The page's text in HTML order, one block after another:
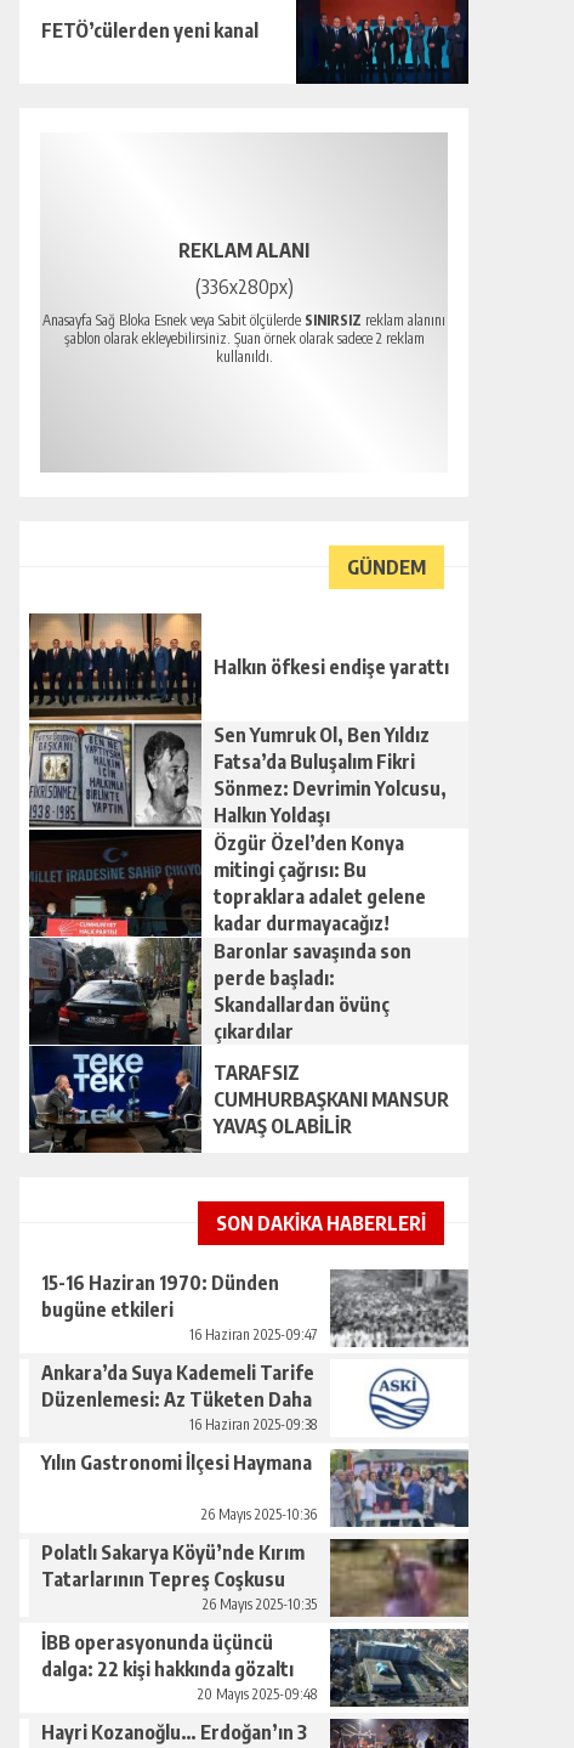
FETÖ’cülerden yeni kanal
REKLAM ALANI
(336x280px)
Anasayfa Sağ Bloka Esnek veya Sabit ölçülerde SINIRSIZ reklam alanını
şablon olarak ekleyebilirsiniz. Şuan örnek olarak sadece 2 reklam
kullanıldı.
GÜNDEM
Halkın öfkesi endişe yarattı
Sen Yumruk Ol, Ben Yıldız
Fatsa’da Buluşalım Fikri
Sönmez: Devrimin Yolcusu,
Halkın Yoldaşı
Özgür Özel’den Konya
mitingi çağrısı: Bu
topraklara adalet gelene
kadar durmayacağız!
Baronlar savaşında son
perde başladı:
Skandallardan övünç
çıkardılar
TARAFSIZ
CUMHURBAŞKANI MANSUR
YAVAŞ OLABİLİR
SON DAKİKA HABERLERİ
15-16 Haziran 1970: Dünden
bugüne etkileri
16 Haziran 2025-09:47
Ankara’da Suya Kademeli Tarife
Düzenlemesi: Az Tüketen Daha
16 Haziran 2025-09:38
Yılın Gastronomi İlçesi Haymana
26 Mayıs 2025-10:36
Polatlı Sakarya Köyü’nde Kırım
Tatarlarının Tepreş Coşkusu
26 Mayıs 2025-10:35
İBB operasyonunda üçüncü
dalga: 22 kişi hakkında gözaltı
20 Mayıs 2025-09:48
Hayri Kozanoğlu… Erdoğan’ın 3